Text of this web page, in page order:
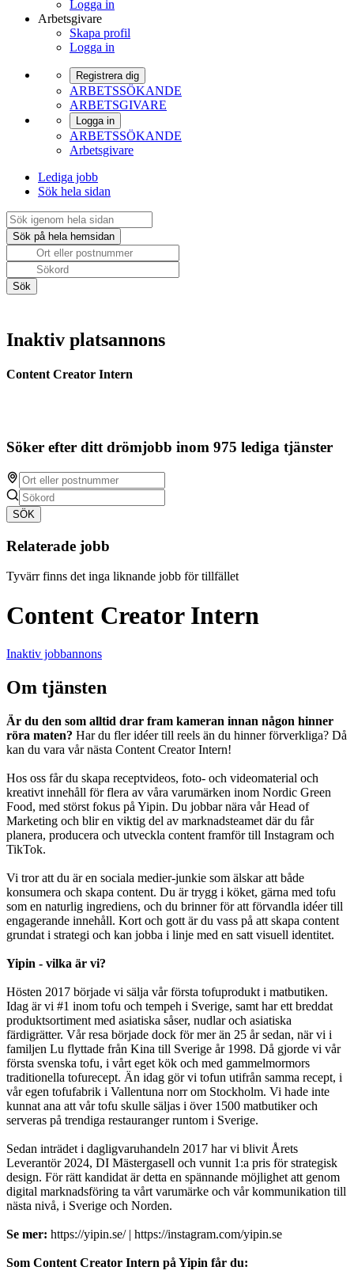
Logga in
Arbetsgivare
Skapa profil
Logga in
Registrera dig
ARBETSSÖKANDE
ARBETSGIVARE
Logga in
ARBETSSÖKANDE
Arbetsgivare
Lediga jobb
Sök hela sidan
Inaktiv platsannons
Content Creator Intern
Söker efter ditt drömjobb inom 975 lediga tjänster
SÖK
Relaterade jobb
Tyvärr finns det inga liknande jobb för tillfället
Content Creator Intern
Inaktiv jobbannons
Om tjänsten
Är du den som alltid drar fram kameran innan någon hinner
röra maten? Har du fler idéer till reels än du hinner förverkliga? Då
kan du vara vår nästa Content Creator Intern!
Hos oss får du skapa receptvideos, foto- och videomaterial och
kreativt innehåll för flera av våra varumärken inom Nordic Green
Food, med störst fokus på Yipin. Du jobbar nära vår Head of
Marketing och blir en viktig del av marknadsteamet där du får
planera, producera och utveckla content framför till Instagram och
TikTok.
Vi tror att du är en sociala medier-junkie som älskar att både
konsumera och skapa content. Du är trygg i köket, gärna med tofu
som en naturlig ingrediens, och du brinner för att förvandla idéer till
engagerande innehåll. Kort och gott är du vass på att skapa content
grundat i strategi och kan jobba i linje med en satt visuell identitet.
Yipin - vilka är vi?
Hösten 2017 började vi sälja vår första tofuprodukt i matbutiken.
Idag är vi #1 inom tofu och tempeh i Sverige, samt har ett breddat
produktsortiment med asiatiska såser, nudlar och asiatiska
färdigrätter. Vår resa började dock för mer än 25 år sedan, när vi i
familjen Lu flyttade från Kina till Sverige år 1998. Då gjorde vi vår
första svenska tofu, i vårt eget kök och med gammelmormors
traditionella tofurecept. Än idag gör vi tofun utifrån samma recept, i
vår egen tofufabrik i Vallentuna norr om Stockholm. Vi hade inte
kunnat ana att vår tofu skulle säljas i över 1500 matbutiker och
serveras på trendiga restauranger runtom i Sverige.
Sedan inträdet i dagligvaruhandeln 2017 har vi blivit Årets
Leverantör 2024, DI Mästergasell och vunnit 1:a pris för strategisk
design. För rätt kandidat är detta en spännande möjlighet att genom
digital marknadsföring ta vårt varumärke och vår kommunikation till
nästa nivå, i Sverige och Norden.
Se mer: https://yipin.se/ | https://instagram.com/yipin.se
Som Content Creator Intern på Yipin får du: